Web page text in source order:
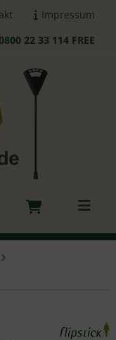
Impressum
22 33 114 FREE